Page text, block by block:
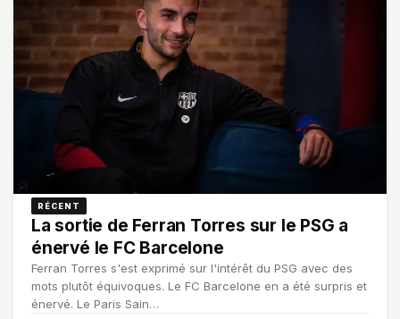
RÉCENT
La sortie de Ferran Torres sur le PSG a
énervé le FC Barcelone
Ferran Torres s'est exprimé sur l'intérêt du PSG avec des
mots plutôt équivoques. Le FC Barcelone en a été surpris et
énervé. Le Paris Sain…